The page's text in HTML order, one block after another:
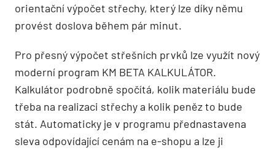
orientační výpočet střechy, který lze díky němu
provést doslova během pár minut.
Pro přesný výpočet střešních prvků lze využít nový
moderní program KM BETA KALKULÁTOR.
Kalkulátor podrobně spočítá, kolik materiálu bude
třeba na realizaci střechy a kolik peněz to bude
stát. Automaticky je v programu přednastavena
sleva odpovídající cenám na e-shopu a lze ji